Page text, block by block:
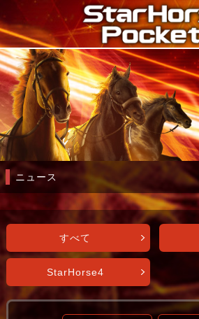
ニュース
すべて
StarHorse4